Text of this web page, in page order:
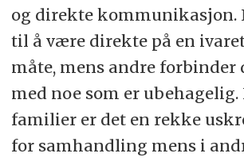
og direkte kommunikasjon.
til å være direkte på en
måte, mens andre forbinder
med noe som er ubehagelig.
familier er det en rekke
for samhandling mens i